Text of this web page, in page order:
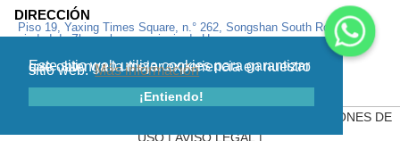
Este sitio web utiliza cookies para garantizar que obtenga la mejor experiencia en nuestro
sitio web.Más información
¡Entiendo!
DIRECCIÓN
Piso 19, Yaxing Times Square, n.° 262, Songshan South Road,
ciudad de Zhengzhou, provincia de Henan
CONDICIONES DE
USO|AVISO LEGAL|